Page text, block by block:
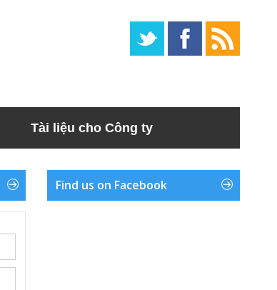
Tài liệu cho Công ty
Find us on Facebook